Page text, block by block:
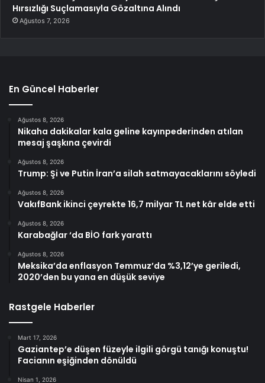
Hırsızlığı Suçlamasıyla Gözaltına Alındı
Ağustos 7, 2026
En Güncel Haberler
Ağustos 8, 2026
Nikaha dakikalar kala geline kayınpederinden atılan
mesaj şaşkına çevirdi
Ağustos 8, 2026
Trump: Şi ve Putin İran’a silah satmayacaklarını söyledi
Ağustos 8, 2026
VakıfBank ikinci çeyrekte 16,7 milyar TL net kâr elde etti
Ağustos 8, 2026
Karabağlar ‘da BİO fark yarattı
Ağustos 8, 2026
Meksika’da enflasyon Temmuz’da %3,12’ye geriledi,
2020’den bu yana en düşük seviye
Rastgele Haberler
Mart 17, 2026
Gaziantep’e düşen füzeyle ilgili görgü tanığı konuştu!
Facianın eşiğinden dönüldü
Nisan 1, 2026